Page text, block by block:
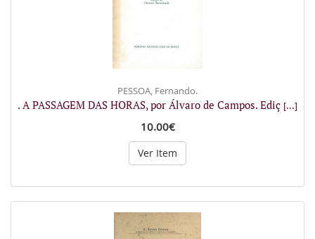
PESSOA, Fernando.
. A PASSAGEM DAS HORAS, por Álvaro de Campos. Ediç [...]
10.00€
Ver Item